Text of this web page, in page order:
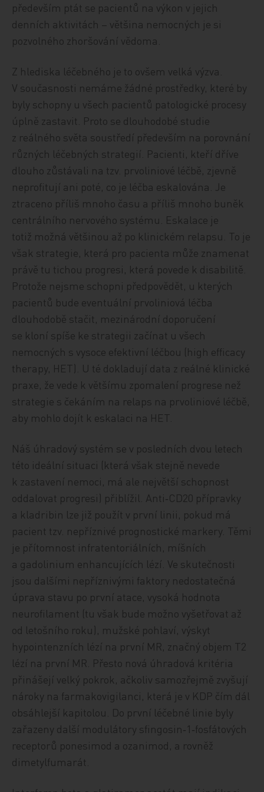
především ptát se pacientů na výkon v jejich
denních aktivitách – většina nemocných je si
pozvolného zhoršování vědoma.
Z hlediska léčebného je to ovšem velká výzva.
V současnosti nemáme žádné prostředky, které by
byly schopny u všech pacientů patologické procesy
úplně zastavit. Proto se dlouhodobé studie
z reálného světa soustředí především na porovnání
různých léčebných strategií. Pacienti, kteří dříve
dlouho zůstávali na tzv. prvoliniové léčbě, zjevně
neprofitují ani poté, co je léčba eskalována. Je
ztraceno příliš mnoho času a příliš mnoho buněk
centrálního nervového systému. Eskalace je
totiž možná většinou až po klinickém relapsu. To je
však strategie, která pro pacienta může znamenat
právě tu tichou progresi, která povede k disabilitě.
Protože nejsme schopni předpovědět, u kterých
pacientů bude eventuální prvoliniová léčba
dlouhodobě stačit, mezinárodní doporučení
se kloní spíše ke strategii začínat u všech
nemocných s vysoce efektivní léčbou (high efficacy
therapy, HET). U té dokladují data z reálné klinické
praxe, že vede k většímu zpomalení progrese než
strategie s čekáním na relaps na prvoliniové léčbě,
aby mohlo dojít k eskalaci na HET.
Náš úhradový systém se v posledních dvou letech
této ideální situaci (která však stejně nevede
k zastavení nemoci, má ale největší schopnost
oddalovat progresi) přiblížil. Anti‑CD20 přípravky
a kladribin lze již použít v první linii, pokud má
pacient tzv. nepříznivé prognostické markery. Těmi
je přítomnost infratentoriálních, míšních
a gadolinium enhancujících lézí. Ve skutečnosti
jsou dalšími nepříznivými faktory nedostatečná
úprava stavu po první atace, vysoká hodnota
neurofilament (tu však bude možno vyšetřovat až
od letošního roku), mužské pohlaví, výskyt
hypointenzních lézí na první MR, značný objem T2
lézí na první MR. Přesto nová úhradová kritéria
přinášejí velký pokrok, ačkoliv samozřejmě zvyšují
nároky na farmakovigilanci, která je v KDP čím dál
obsáhlejší kapitolou. Do první léčebné linie byly
zařazeny další modulátory sfingosin‑1‑fosfátových
receptorů ponesimod a ozanimod, a rovněž
dimetylfumarát.